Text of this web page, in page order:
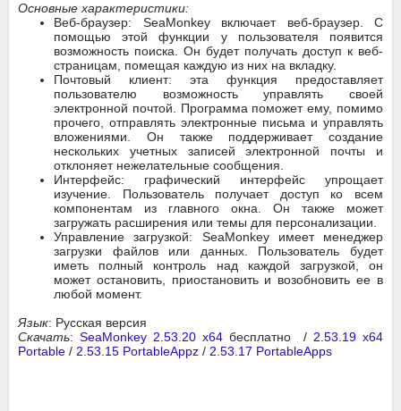
Основные характеристики:
Веб-браузер: SeaMonkey включает веб-браузер. С
помощью этой функции у пользователя появится
возможность поиска. Он будет получать доступ к веб-
страницам, помещая каждую из них на вкладку.
Почтовый клиент: эта функция предоставляет
пользователю возможность управлять своей
электронной почтой. Программа поможет ему, помимо
прочего, отправлять электронные письма и управлять
вложениями. Он также поддерживает создание
нескольких учетных записей электронной почты и
отклоняет нежелательные сообщения.
Интерфейс: графический интерфейс упрощает
изучение. Пользователь получает доступ ко всем
компонентам из главного окна. Он также может
загружать расширения или темы для персонализации.
Управление загрузкой: SeaMonkey имеет менеджер
загрузки файлов или данных. Пользователь будет
иметь полный контроль над каждой загрузкой, он
может остановить, приостановить и возобновить ее в
любой момент.
Язык: Русская версия
Скачать: SeaMonkey 2.53.20 x64 бесплатно / 2.53.19 x64
Portable / 2.53.15 PortableAppz / 2.53.17 PortableApps